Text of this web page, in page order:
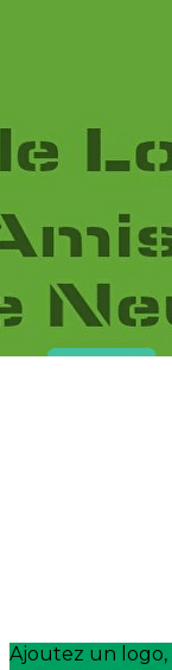
2026
2025
2024
?>
Images de la
Cliquez pour
Ajoutez un logo,